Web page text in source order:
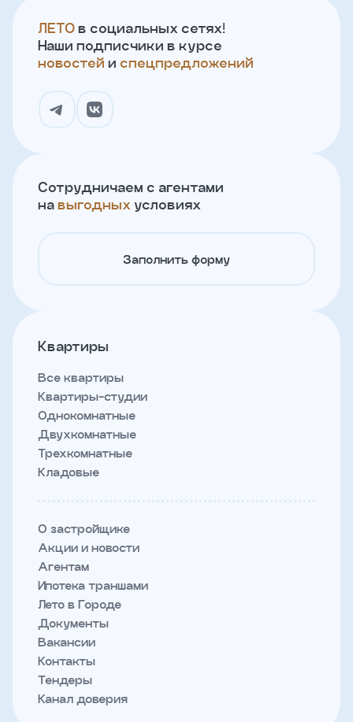
ЛЕТО в социальных сетях!
Наши подписчики в курсе
новостей и спецпредложений
Сотрудничаем с агентами
на выгодных условиях
Заполнить форму
Квартиры
Все квартиры
Квартиры-студии
Однокомнатные
Двухкомнатные
Трехкомнатные
Кладовые
О застройщике
Акции и новости
Агентам
Ипотека траншами
Лето в Городе
Документы
Вакансии
Контакты
Тендеры
Канал доверия